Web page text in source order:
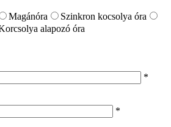
Magánóra
Szinkron kocsolya óra
alapozó óra
*
*